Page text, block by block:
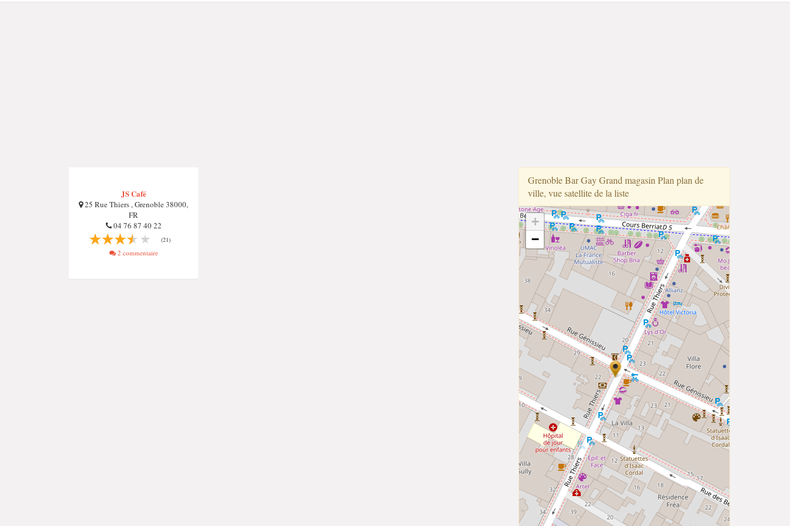
JS Café
25 Rue Thiers , Grenoble 38000,
FR
04 76 87 40 22
(21)
2 commentaire
Grenoble Bar Gay Grand magasin Plan plan de
ville, vue satellite de la liste
+
−